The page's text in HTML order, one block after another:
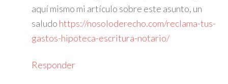
aquí mismo mi artículo sobre este asunto, un
saludo https://nosoloderecho.com/reclama-tus-
gastos-hipoteca-escritura-notario/
Responder